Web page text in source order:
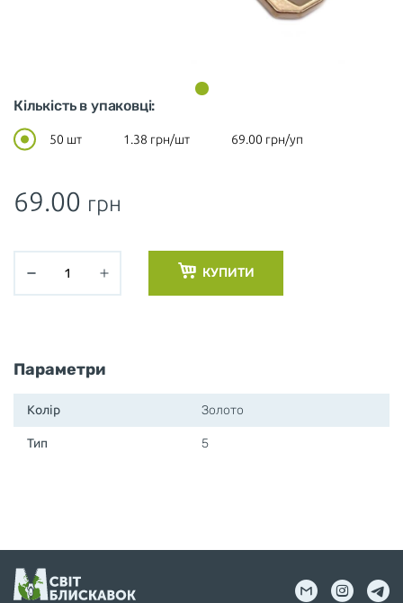
Кількість в упаковці:
50 шт 1.38 грн/шт 69.00 грн/уп
69.00 грн
КУПИТИ
Параметри
Колір Золото
Тип 5